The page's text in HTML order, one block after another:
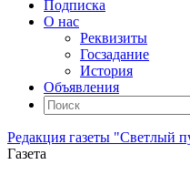
Подписка
О нас
Реквизиты
Госзадание
История
Объявления
Поиск
Искать:
Редакция газеты "Светлый
Газета